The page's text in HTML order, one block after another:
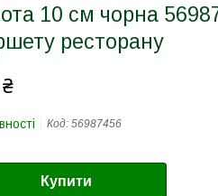
10 см чорна
ресторану
Код: 56987456
Купити